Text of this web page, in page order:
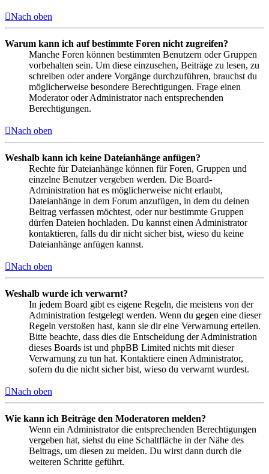
Nach oben
Warum kann ich auf bestimmte Foren nicht zugreifen?
Manche Foren können bestimmten Benutzern oder Gruppen
vorbehalten sein. Um diese einzusehen, Beiträge zu lesen, zu
schreiben oder andere Vorgänge durchzuführen, brauchst du
möglicherweise besondere Berechtigungen. Frage einen
Moderator oder Administrator nach entsprechenden
Berechtigungen.
Nach oben
Weshalb kann ich keine Dateianhänge anfügen?
Rechte für Dateianhänge können für Foren, Gruppen und
einzelne Benutzer vergeben werden. Die Board-
Administration hat es möglicherweise nicht erlaubt,
Dateianhänge in dem Forum anzufügen, in dem du deinen
Beitrag verfassen möchtest, oder nur bestimmte Gruppen
dürfen Dateien hochladen. Du kannst einen Administrator
kontaktieren, falls du dir nicht sicher bist, wieso du keine
Dateianhänge anfügen kannst.
Nach oben
Weshalb wurde ich verwarnt?
In jedem Board gibt es eigene Regeln, die meistens von der
Administration festgelegt werden. Wenn du gegen eine dieser
Regeln verstoßen hast, kann sie dir eine Verwarnung erteilen.
Bitte beachte, dass dies die Entscheidung der Administration
dieses Boards ist und phpBB Limited nichts mit dieser
Verwarnung zu tun hat. Kontaktiere einen Administrator,
sofern du die nicht sicher bist, wieso du verwarnt wurdest.
Nach oben
Wie kann ich Beiträge den Moderatoren melden?
Wenn ein Administrator die entsprechenden Berechtigungen
vergeben hat, siehst du eine Schaltfläche in der Nähe des
Beitrags, um diesen zu melden. Du wirst dann durch die
weiteren Schritte geführt.